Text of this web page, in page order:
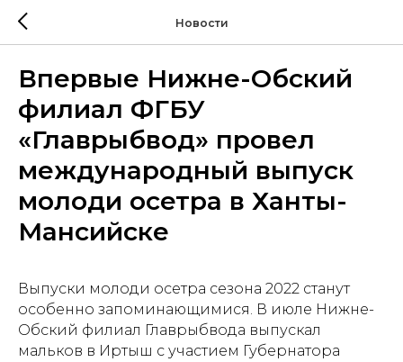
Новости
Впервые Нижне-Обский
филиал ФГБУ
«Главрыбвод» провел
международный выпуск
молоди осетра в Ханты-
Мансийске
Выпуски молоди осетра сезона 2022 станут
особенно запоминающимися. В июле Нижне-
Обский филиал Главрыбвода выпускал
мальков в Иртыш с участием Губернатора